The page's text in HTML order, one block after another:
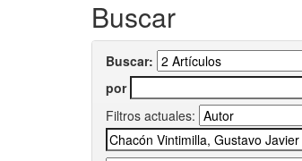
Buscar
Buscar:
por
Filtros actuales: